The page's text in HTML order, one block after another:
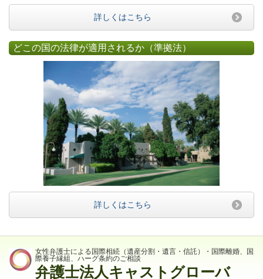
詳しくはこちら
どこの国の法律が適用されるか（準拠法）
詳しくはこちら
女性弁護士による国際相続（遺産分割・遺言・信託）・国際離婚、国
際養子縁組、ハーグ条約のご相談
弁護士法人キャストグローバ